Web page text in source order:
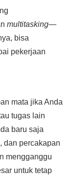
multitasking—
bisa
pekerjaan
mata jika Anda
tugas lain
baru saja
dan percakapan
mengganggu
untuk tetap